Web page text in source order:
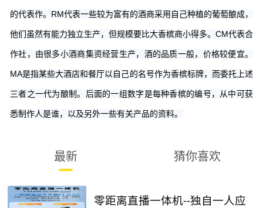
的代表作。RM代表一些较为富有的酒商采用自己种植的葡萄酿成，
他们虽然有能力独立生产，但规模要比大香槟商小得多。CM代表合
作社，由很多小酒商集资经营生产，酒的品质一般，价格较便宜。
MA是指某些大酒店和餐厅以自己的名号作为香槟标牌，而委托上述
三者之一代为酿制。后面的一组数字是每种香槟的编号，从中可获
悉制作人是谁，以及另外一些有关产品的资料。
最新 猜你喜欢
零距离直播一体机--独自一人应